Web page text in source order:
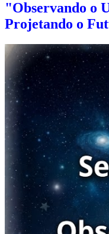
"Observando o
Projetando o